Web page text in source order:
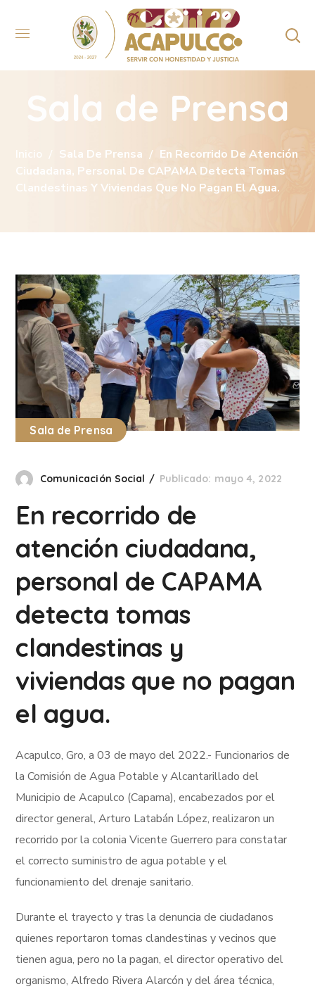
Sala de Prensa
Inicio Sala De Prensa
En Recorrido De Atención
Ciudadana, Personal De CAPAMA Detecta Tomas
Clandestinas Y Viviendas Que No Pagan El Agua.
Sala de Prensa
Comunicación Social Publicado: mayo 4, 2022
En recorrido de
atención ciudadana,
personal de CAPAMA
detecta tomas
clandestinas y
viviendas que no pagan
el agua.
Acapulco, Gro, a 03 de mayo del 2022.- Funcionarios de
la Comisión de Agua Potable y Alcantarillado del
Municipio de Acapulco (Capama), encabezados por el
director general, Arturo Latabán López, realizaron un
recorrido por la colonia Vicente Guerrero para constatar
el correcto suministro de agua potable y el
funcionamiento del drenaje sanitario.
Durante el trayecto y tras la denuncia de ciudadanos
quienes reportaron tomas clandestinas y vecinos que
tienen agua, pero no la pagan, el director operativo del
organismo, Alfredo Rivera Alarcón y del área técnica,